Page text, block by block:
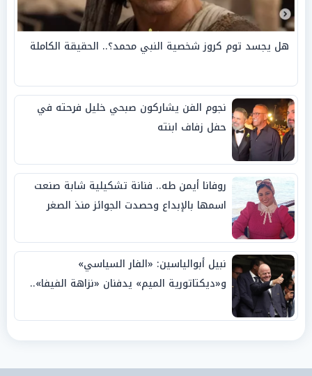
هل يجسد توم كروز شخصية النبي محمد؟.. الحقيقة الكاملة
نجوم الفن يشاركون صبحي خليل فرحته في
حفل زفاف ابنته
روفانا أيمن طه.. فنانة تشكيلية شابة صنعت
اسمها بالإبداع وحصدت الجوائز منذ الصغر
نبيل أبوالياسين: «الفار السياسي»
و«ديكتاتورية الميم» يدفنان «نزاهة الفيفا»..